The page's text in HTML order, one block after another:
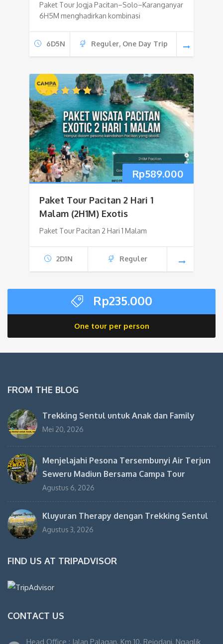
Paket Tour Jogja Pacitan–Solo–Karanganyar
6H5M menghadirkan kombinasi
6D5N Reguler, One Day Trip
Rp589.000
Paket Tour Pacitan 2 Hari 1
Malam (2H1M) Exotis
Paket Tour Pacitan 2 Hari 1 Malam
2D1N Reguler
Rp235.000
One tour per person
FROM THE BLOG
Trekking Sentul untuk Anak dan Family
Mei 20, 2026
Menjelajahi Pesona Tersembunyi Air Terjun
Seweru Madiun Bersama Campa Tour
Agustus 6, 2026
Kluyuran Therapy dengan Trekking Sentul
Agustus 3, 2026
FIND US AT TRIPADVISOR
CONTACT US
Head Office : Jalan Palagan, Km 10, Rejodani, Ngaglik